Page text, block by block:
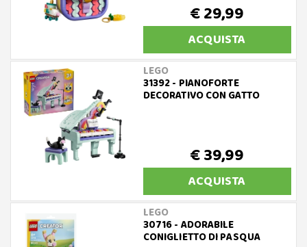
€ 29,99
ACQUISTA
LEGO
31392 - PIANOFORTE
DECORATIVO CON GATTO
€ 39,99
ACQUISTA
LEGO
30716 - ADORABILE
CONIGLIETTO DI PASQUA